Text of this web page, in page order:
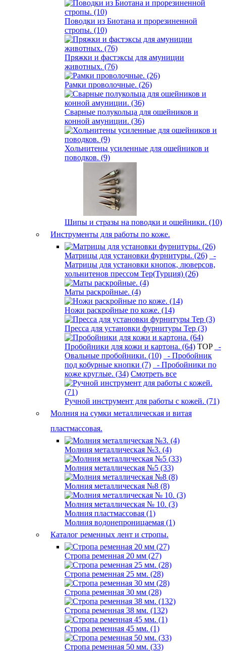
Поводки из Биотана и прорезиненной
стропы. (10)
Пряжки и фастэксы для амуниции
животных. (76)
Рамки проволочные. (26)
Сварные полукольца для ошейников и
конной амуниции. (36)
Хольнитены усиленные для ошейников и
поводков. (9)
Шипы и стразы на поводки и ошейники. (10)
Инструменты для работы по коже.
Матрицы для установки фурнитуры. (26)
-
Матрицы для установки кнопок, люверсов,
хольнитенов прессом Tep(Турция) (26)
Маты раскройные. (4)
Ножи раскройные по коже. (14)
Пресса для установки фурнитуры Tep (3)
Пробойники для кожи и картона. (64) TOP
-
Овальные пробойники. (10)
- Пробойник
под кобурные кнопки (7)
- Пробойники по
коже круглые. (34) Смотреть все
Ручной инструмент для работы с кожей. (71)
Молния на сумки металлическая и витая
пластмассовая.
Молния металлическая №3. (4)
Молния металлическая №5 (33)
Молния металлическая №8 (8)
Молния металлическая № 10. (3)
Молния пластмассовая (1)
Молния водонепроницаемая (1)
Каталог ременных лент и стропы.
Стропа ременная 20 мм (27)
Стропа ременная 25 мм. (28)
Стропа ременная 30 мм (28)
Стропа ременная 38 мм. (132)
Стропа ременная 45 мм. (1)
Стропа ременная 50 мм. (33)